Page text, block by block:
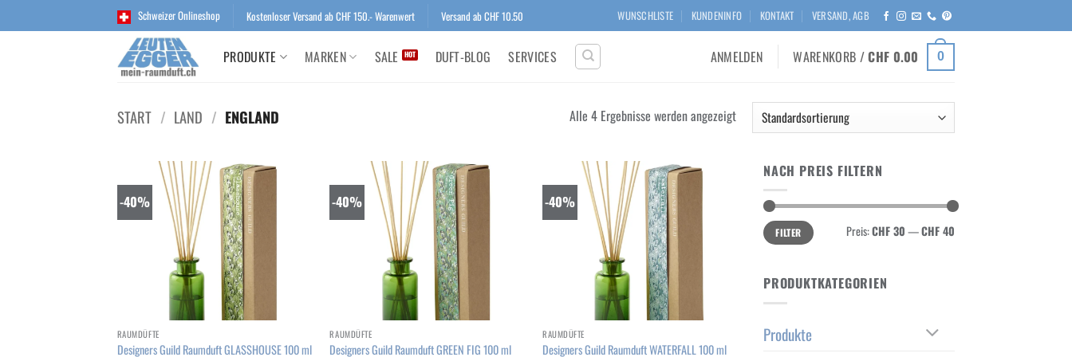
Inhalt
Schweizer Onlineshop Kostenloser Versand ab CHF 150.- Warenwert Versand ab CHF 10.50 WUNSCHLISTE KUNDENINFO KONTAKT VERSAND, AGB
PRODUKTE MARKEN SALE DUFT-BLOG SERVICES ANMELDEN WARENKORB /CHF 0.00 0
START / LAND / ENGLAND Alle 4 Ergebnisse werden angezeigt
-40%
RAUMDÜFTE
Designers Guild Raumduft GLASSHOUSE 100 ml
-40%
RAUMDÜFTE
Designers Guild Raumduft GREEN FIG 100 ml
-40%
RAUMDÜFTE
Designers Guild Raumduft WATERFALL 100 ml
NACH PREIS FILTERN
Min.
Preis
Max.
PreisFILTER Preis:CHF 30—CHF 40
PRODUKTKATEGORIEN
Produkte